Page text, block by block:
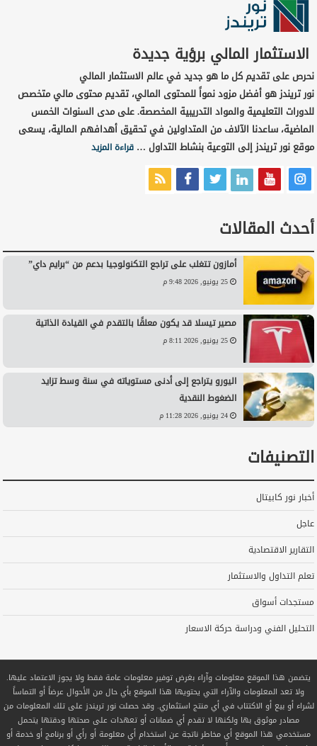
الاستثمار المالي برؤية جديدة
نحرص على تقديم كل ما هو جديد في عالم الاستثمار المالي
نور تريندز هو أفضل مزود نمواً للمحتوى المالي، تقديم محتوى مالي متخصص
للدورات التعليمية والمواد التدريبية المخصصة. على مدى السنوات الخمس
الماضية، ساعدنا الآلاف من المتداولين في تحقيق أهدافهم المالية، يسعى
موقع نور تريندز إلى التوعية بنشاط التداول …قراءة المزيد
أحدث المقالات
أمازون تتغلب على تراجع التكنولوجيا بدعم من “برايم داي”
25 يونيو, 2026 9:48 م
مصير تيسلا قد يكون معلقًا بالتقدم في القيادة الذاتية
25 يونيو, 2026 8:11 م
اليورو يتراجع إلى أدنى مستوياته في سنة وسط تزايد
الضغوط النقدية
24 يونيو, 2026 11:28 م
التصنيفات
أخبار نور كابيتال
عاجل
التقارير الاقتصادية
تعلم التداول والاستثمار
مستجدات أسواق
التحليل الفني ودراسة حركة الاسعار
يتضمن هذا الموقع معلومات وآراء بغرض توفير معلومات عامة فقط ولا يجوز الاعتماد عليها.
ولا تعد المعلومات والآراء التي يحتويها هذا الموقع بأي حال من الأحوال عرضاً أو التماساً
لشراء أو بيع أو الاكتتاب في أي منتج استثماري. وقد حصلت نور تريندز على تلك المعلومات من
مصادر موثوق بها ولكنها لا تقدم أي ضمانات أو تعهدات على صحتها ودقتها يتحمل
مستخدمي هذا الموقع أي مخاطر ناتجة عن استخدام أي معلومة أو رأي أو برنامج أو خدمة أو